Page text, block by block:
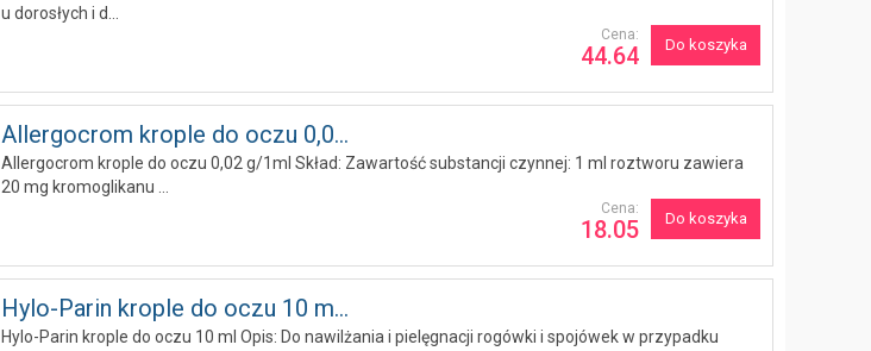
u dorosłych i d...
Do koszyka
Cena:
44.64
Allergocrom krople do oczu 0,0...
Allergocrom krople do oczu 0,02 g/1ml Skład: Zawartość substancji czynnej: 1 ml roztworu zawiera
20 mg kromoglikanu ...
Do koszyka
Cena:
18.05
Hylo-Parin krople do oczu 10 m...
Hylo-Parin krople do oczu 10 ml Opis: Do nawilżania i pielęgnacji rogówki i spojówek w przypadku